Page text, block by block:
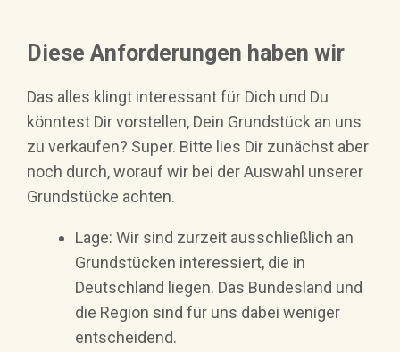
Diese Anforderungen haben wir
Das alles klingt interessant für Dich und Du
könntest Dir vorstellen, Dein Grundstück an uns
zu verkaufen? Super. Bitte lies Dir zunächst aber
noch durch, worauf wir bei der Auswahl unserer
Grundstücke achten.
Lage: Wir sind zurzeit ausschließlich an
Grundstücken interessiert, die in
Deutschland liegen. Das Bundesland und
die Region sind für uns dabei weniger
entscheidend.